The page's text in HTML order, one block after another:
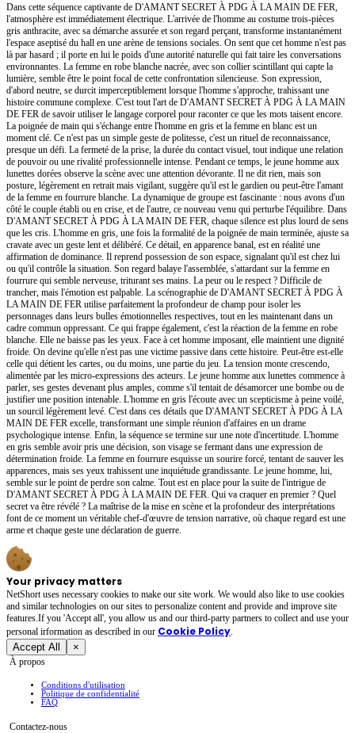
Dans cette séquence captivante de D'AMANT SECRET À PDG À LA MAIN DE FER,
l'atmosphère est immédiatement électrique. L'arrivée de l'homme au costume trois-pièces
gris anthracite, avec sa démarche assurée et son regard perçant, transforme instantanément
l'espace aseptisé du hall en une arène de tensions sociales. On sent que cet homme n'est pas
là par hasard ; il porte en lui le poids d'une autorité naturelle qui fait taire les conversations
environnantes. La femme en robe blanche nacrée, avec son collier scintillant qui capte la
lumière, semble être le point focal de cette confrontation silencieuse. Son expression,
d'abord neutre, se durcit imperceptiblement lorsque l'homme s'approche, trahissant une
histoire commune complexe. C'est tout l'art de D'AMANT SECRET À PDG À LA MAIN
DE FER de savoir utiliser le langage corporel pour raconter ce que les mots taisent encore.
La poignée de main qui s'échange entre l'homme en gris et la femme en blanc est un
moment clé. Ce n'est pas un simple geste de politesse, c'est un rituel de reconnaissance,
presque un défi. La fermeté de la prise, la durée du contact visuel, tout indique une relation
de pouvoir ou une rivalité professionnelle intense. Pendant ce temps, le jeune homme aux
lunettes dorées observe la scène avec une attention dévorante. Il ne dit rien, mais son
posture, légèrement en retrait mais vigilant, suggère qu'il est le gardien ou peut-être l'amant
de la femme en fourrure blanche. La dynamique de groupe est fascinante : nous avons d'un
côté le couple établi ou en crise, et de l'autre, ce nouveau venu qui perturbe l'équilibre. Dans
D'AMANT SECRET À PDG À LA MAIN DE FER, chaque silence est plus lourd de sens
que les cris. L'homme en gris, une fois la formalité de la poignée de main terminée, ajuste sa
cravate avec un geste lent et délibéré. Ce détail, en apparence banal, est en réalité une
affirmation de dominance. Il reprend possession de son espace, signalant qu'il est chez lui
ou qu'il contrôle la situation. Son regard balaye l'assemblée, s'attardant sur la femme en
fourrure qui semble nerveuse, triturant ses mains. La peur ou le respect ? Difficile de
trancher, mais l'émotion est palpable. La scénographie de D'AMANT SECRET À PDG À
LA MAIN DE FER utilise parfaitement la profondeur de champ pour isoler les
personnages dans leurs bulles émotionnelles respectives, tout en les maintenant dans un
cadre commun oppressant. Ce qui frappe également, c'est la réaction de la femme en robe
blanche. Elle ne baisse pas les yeux. Face à cet homme imposant, elle maintient une dignité
froide. On devine qu'elle n'est pas une victime passive dans cette histoire. Peut-être est-elle
celle qui détient les cartes, ou du moins, une partie du jeu. La tension monte crescendo,
alimentée par les micro-expressions des acteurs. Le jeune homme aux lunettes commence à
parler, ses gestes devenant plus amples, comme s'il tentait de désamorcer une bombe ou de
justifier une position intenable. L'homme en gris l'écoute avec un scepticisme à peine voilé,
un sourcil légèrement levé. C'est dans ces détails que D'AMANT SECRET À PDG À LA
MAIN DE FER excelle, transformant une simple réunion d'affaires en un drame
psychologique intense. Enfin, la séquence se termine sur une note d'incertitude. L'homme
en gris semble avoir pris une décision, son visage se fermant dans une expression de
détermination froide. La femme en fourrure esquisse un sourire forcé, tentant de sauver les
apparences, mais ses yeux trahissent une inquiétude grandissante. Le jeune homme, lui,
semble sur le point de perdre son calme. Tout est en place pour la suite de l'intrigue de
D'AMANT SECRET À PDG À LA MAIN DE FER. Qui va craquer en premier ? Quel
secret va être révélé ? La maîtrise de la mise en scène et la profondeur des interprétations
font de ce moment un véritable chef-d'œuvre de tension narrative, où chaque regard est une
arme et chaque geste une déclaration de guerre.
Your privacy matters
NetShort uses necessary cookies to make our site work. We would also like to use cookies
and similar technologies on our sites to personalize content and provide and improve site
features.If you 'Accept all', you allow us and our third-party partners to collect and use your
personal irformation as described in our Cookie Policy.
Accept All ×
À propos
Conditions d'utilisation
Politique de confidentialité
FAQ
Contactez-nous